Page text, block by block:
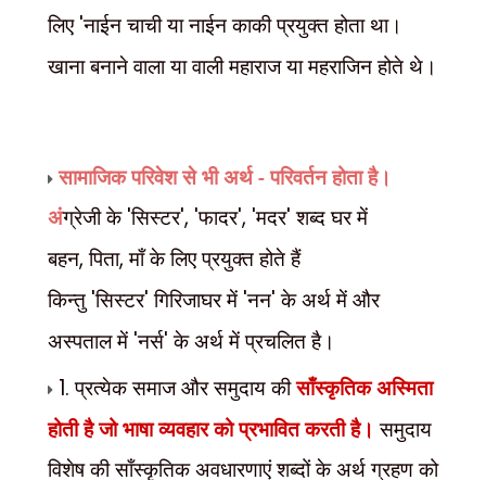
लिए 'नाईन चाची या नाईन काकी प्रयुक्त होता था।
खाना बनाने वाला या वाली महाराज या महराजिन होते थे।
सामाजिक परिवेश से भी अर्थ - परिवर्तन होता है।
अंग्रेजी के 'सिस्टर', 'फादर', 'मदर'शब्द घर में
बहन,पिता,माँ के लिए प्रयुक्त होते हैं
किन्तु 'सिस्टर'गिरिजाघर में 'नन'के अर्थ में और
अस्पताल में 'नर्स'के अर्थ में प्रचलित है।
1.प्रत्येक समाज और समुदाय कीसाँस्कृतिक अस्मिता
होती है जो भाषा व्यवहार को प्रभावितकरती है। समुदाय
विशेष की साँस्कृतिक अवधारणाएं शब्दों के अर्थ ग्रहण को